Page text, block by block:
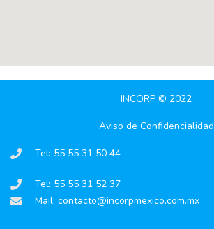
INCORP © 2022
Aviso de Confidencialidad
Tel: 55 55 31 50 44
Tel: 55 55 31 52 37
Mail: contacto@incorpmexico.com.mx